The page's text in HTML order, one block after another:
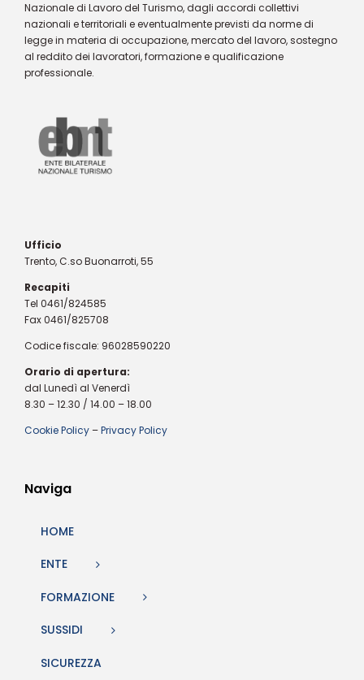
Nazionale di Lavoro del Turismo, dagli accordi collettivi
nazionali e territoriali e eventualmente previsti da norme di
legge in materia di occupazione, mercato del lavoro, sostegno
al reddito dei lavoratori, formazione e qualificazione
professionale.
Ufficio
Trento, C.so Buonarroti, 55
Recapiti
Tel 0461/824585
Fax 0461/825708
Codice fiscale: 96028590220
Orario di apertura:
dal Lunedì al Venerdì
8.30 – 12.30 / 14.00 – 18.00
Cookie Policy –Privacy Policy
Naviga
HOME
ENTE
FORMAZIONE
SUSSIDI
SICUREZZA